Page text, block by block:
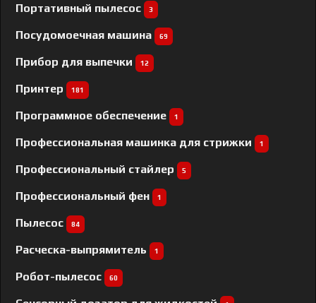
Портативный пылесос 3
Посудомоечная машина 69
Прибор для выпечки 12
Принтер 181
Программное обеспечение 1
Профессиональная машинка для стрижки 1
Профессиональный cтайлер 5
Профессиональный фен 1
Пылесос 84
Расческа-выпрямитель 1
Робот-пылесос 60